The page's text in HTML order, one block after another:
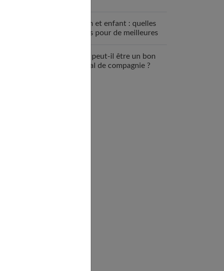
Chien et enfant : quelles
règles pour de meilleures
L’âne peut-il être un bon
animal de compagnie ?